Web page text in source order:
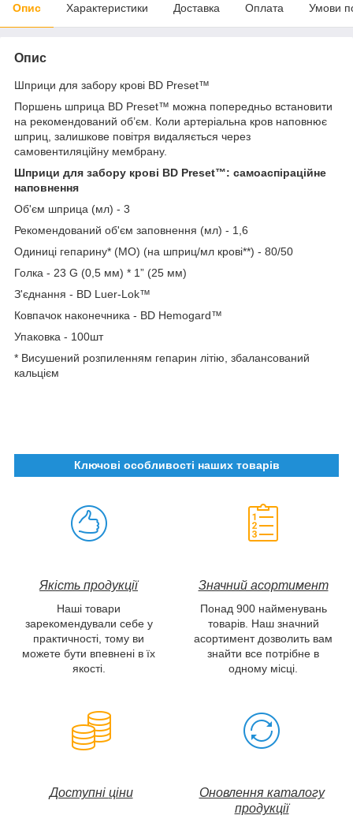
Опис Характеристики Доставка Оплата Умови
Опис
Шприци для забору крові BD Preset™
Поршень шприца BD Preset™ можна попередньо встановити
на рекомендований об’єм. Коли артеріальна кров наповнює
шприц, залишкове повітря видаляється через
самовентиляційну мембрану.
Шприци для забору крові BD Preset™: самоаспіраційне
наповнення
Об'єм шприца (мл) - 3
Рекомендований об'єм заповнення (мл) - 1,6
Одиниці гепарину* (МО) (на шприц/мл крові**) - 80/50
Голка - 23 G (0,5 мм) * 1” (25 мм)
З'єднання - BD Luer-Lok™
Ковпачок наконечника - BD Hemogard™
Упаковка - 100шт
* Висушений розпиленням гепарин літію, збалансований
кальцієм
Ключові особливості наших товарів
Якість продукції Значний асортимент
Наші товари
зарекомендували себе у
практичності, тому ви
можете бути впевнені в їх
якості.
Понад 900 найменувань
товарів. Наш значний
асортимент дозволить вам
знайти все потрібне в
одному місці.
Доступні ціни
Оновлення каталогу
продукції